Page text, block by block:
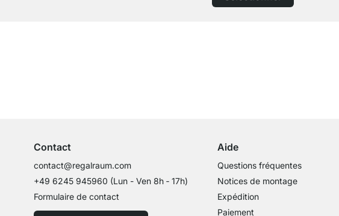
Contact
contact@regalraum.com
+49 6245 945960 (Lun - Ven 8h ‑ 17h)
Formulaire de contact
Aide
Questions fréquentes
Notices de montage
Expédition
Paiement